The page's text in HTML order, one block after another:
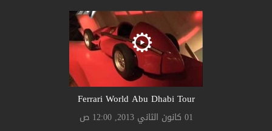
Ferrari World Abu Dhabi Tour
01 كانون الثاني 2013, 12:00 ص